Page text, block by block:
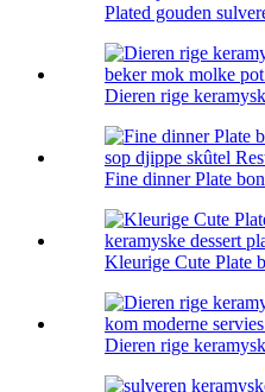
Plated gouden
Dieren rige
Fine dinner Plate
Kleurige Cute Plate
Dieren rige